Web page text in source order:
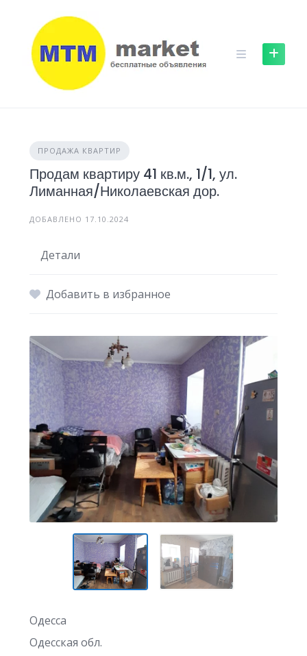
content
ПРОДАЖА КВАРТИР
Продам квартиру 41 кв.м., 1/1, ул.
Лиманная/Николаевская дор.
ДОБАВЛЕНО 17.10.2024
Детали
Добавить в избранное
Одесса
Одесская обл.